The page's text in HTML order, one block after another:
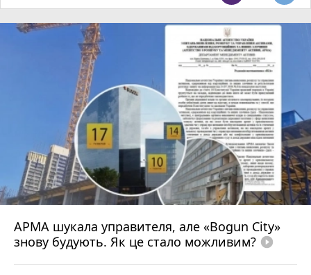
АРМА шукала управителя, але «Bogun City»
знову будують. Як це стало можливим? play_circle_filled